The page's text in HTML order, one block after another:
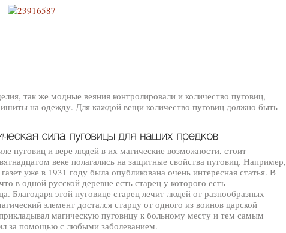
так же модные веяния контролировали и количество пуговиц,
на одежду. Для каждой вещи количество пуговиц должно быть
пуговиц и вере людей в их магические возможности, стоит
веке полагались на защитные свойства пуговиц. Например,
уже в 1931 году была опубликована очень интересная статья. В
в одной русской деревне есть старец у которого есть
Благодаря этой пуговице старец лечит людей от разнообразных
элемент достался старцу от одного из воинов царской
магическую пуговицу к больному месту и тем самым
за помощью с любыми заболеванием.